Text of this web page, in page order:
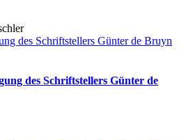
des Schriftstellers Günter de Bruyn
des Schriftstellers Günter de